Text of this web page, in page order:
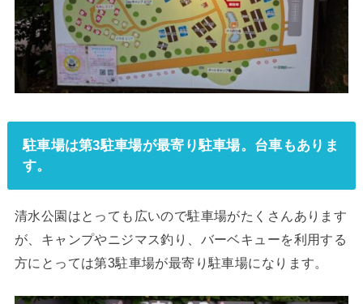
駐車場は第3駐車場が最寄り駐車場。台車もありま
す。
清水公園はとっても広いので駐車場がたくさんあります
が、キャンプやニジマス釣り、バーベキューを利用する
方にとっては第3駐車場が最寄り駐車場になります。